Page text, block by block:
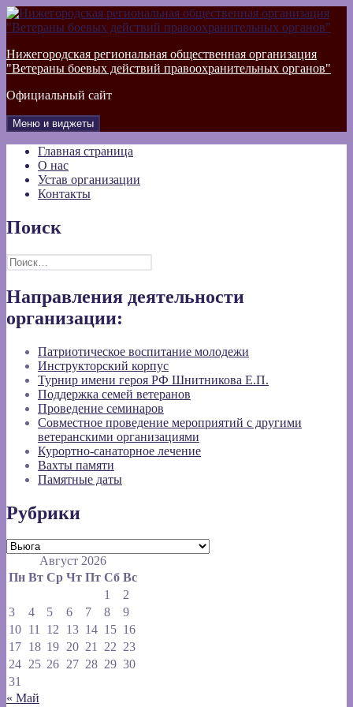
Перейти
к
Нижегородская региональная общественная организация
"Ветераны боевых действий правоохранительных органов"
Официальный сайт
Меню и виджеты
Главная страница
О нас
Устав организации
Контакты
Поиск
Найти:
Направления деятельности
организации:
Патриотическое воспитание молодежи
Инструкторский корпус
Турнир имени героя РФ Шнитникова Е.П.
Поддержка семей ветеранов
Проведение семинаров
Совместное проведение мероприятий с другими
ветеранскими организациями
Курортно-санаторное лечение
Вахты памяти
Памятные даты
Рубрики
Рубрики
Август 2026
Пн Вт Ср Чт Пт Сб Вс
1
2
3
4 5 6 7 8
9
10 11 12 13 14 15 16
17 18 19 20 21 22 23
24 25 26 27 28 29 30
31
« Май